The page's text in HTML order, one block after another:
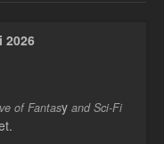
2026
of Fantasy and Sci-Fi